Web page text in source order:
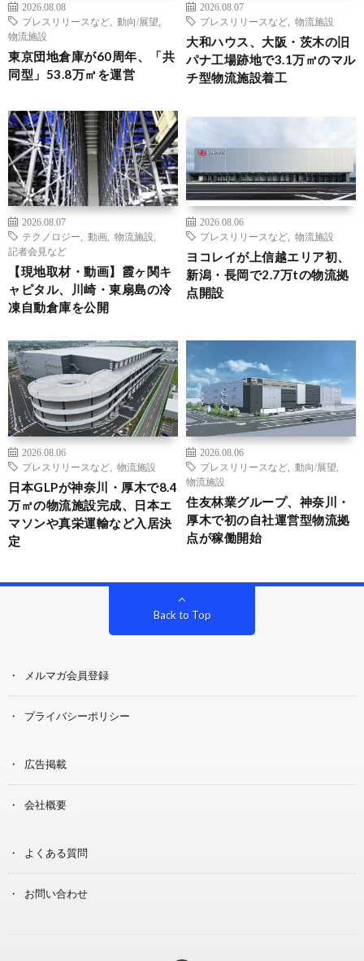
2026.08.08
プレスリリースなど
動向/展望
物流施設
東京団地倉庫が60周年、「共
同型」53.8万㎡を運営
2026.08.07
プレスリリースなど
物流施設
大和ハウス、大阪・茨木の旧
パナ工場跡地で3.1万㎡のマル
チ型物流施設着工
2026.08.07
テクノロジー
動画 物流施設
記者会見など
【現地取材・動画】霞ヶ関キ
ャピタル、川崎・東扇島の冷
凍自動倉庫を公開
2026.08.06
プレスリリースなど
物流施設
ヨコレイが上信越エリア初、
新潟・長岡で2.7万tの物流拠
点開設
2026.08.06
プレスリリースなど
物流施設
日本GLPが神奈川・厚木で8.4
万㎡の物流施設完成、日本エ
マソンや真栄運輸など入居決
定
2026.08.06
プレスリリースなど
動向/展望
物流施設
住友林業グループ、神奈川・
厚木で初の自社運営型物流拠
点が稼働開始
Back to Top
メルマガ会員登録
プライバシーポリシー
広告掲載
会社概要
よくある質問
お問い合わせ